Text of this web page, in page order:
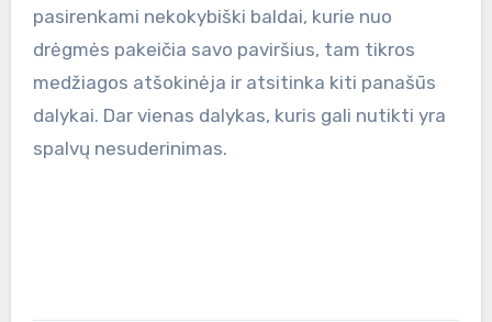
pasirenkami nekokybiški baldai, kurie nuo
drėgmės pakeičia savo paviršius, tam tikros
medžiagos atšokinėja ir atsitinka kiti panašūs
dalykai. Dar vienas dalykas, kuris gali nutikti yra
spalvų nesuderinimas.